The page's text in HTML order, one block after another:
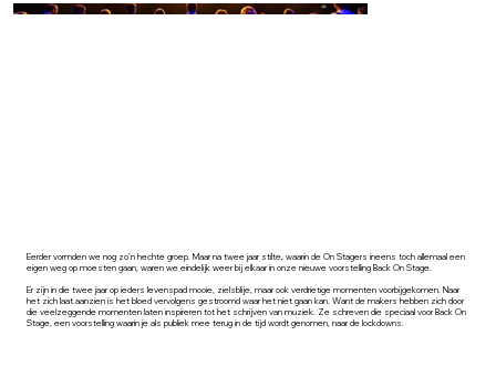
Eerder vormden we nog zo’n hechte groep. Maar na twee jaar stilte, waarin de On Stagers ineens toch allemaal een
eigen weg op moesten gaan, waren we eindelijk weer bij elkaar in onze nieuwe voorstelling Back On Stage.
Er zijn in die twee jaar op ieders levenspad mooie, zielsblije, maar ook verdrietige momenten voorbijgekomen. Naar
het zich laat aanzien is het bloed vervolgens gestroomd waar het niet gaan kan. Want de makers hebben zich door
die veelzeggende momenten laten inspireren tot het schrijven van muziek. Ze schreven die speciaal voor Back On
Stage, een voorstelling waarin je als publiek mee terug in de tijd wordt genomen, naar de lockdowns.